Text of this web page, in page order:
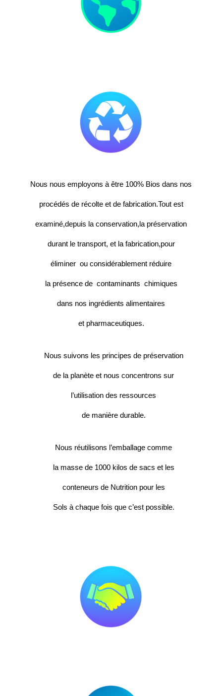
Nous nous employons à être 100% Bios dans nos
procédés de récolte et de fabrication.Tout est
examiné,depuis la conservation,la préservation
durant le transport, et la fabrication,pour
éliminer ou considérablement réduire
la présence de contaminants chimiques
dans nos ingrédients alimentaires
et pharmaceutiques.
Nous suivons les principes de préservation
de la planète et nous concentrons sur
l’utilisation des ressources
de manière durable.
Nous réutilisons l’emballage comme
la masse de 1000 kilos de sacs et les
conteneurs de Nutrition pour les
Sols à chaque fois que c’est possible.